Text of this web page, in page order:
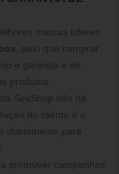
marcas líderes
, pelo que comprar
e garantia e de
produtos
SexShop não há
do cliente é o
diariamente para
promover campanhas